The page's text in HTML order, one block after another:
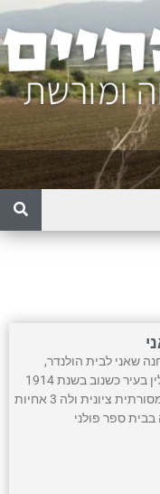
שאני לבית הולנדר,
נולדה בפולין בעיר כשנוב בשנת 1914
למשפחה מסורתית ציונית ולה 3 אחיות
ספר פולני